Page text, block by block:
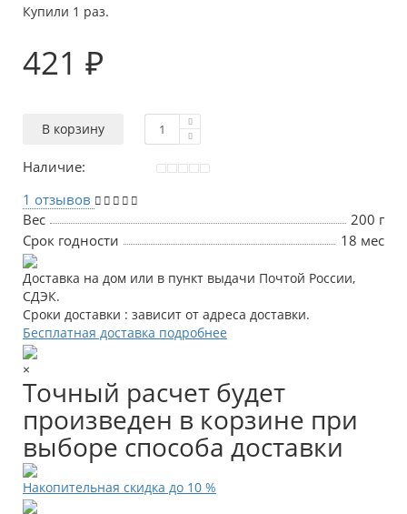
Купили 1 раз.
421 ₽
В корзину
Наличие:
1 отзывов
Вес
200 г
Срок годности
18 мес
Доставка на дом или в пункт выдачи Почтой России,
СДЭК.
Сроки доставки : зависит от адреса доставки.
Бесплатная доставка подробнее
×
Точный расчет будет
произведен в корзине при
выборе способа доставки
Накопительная скидка до 10 %